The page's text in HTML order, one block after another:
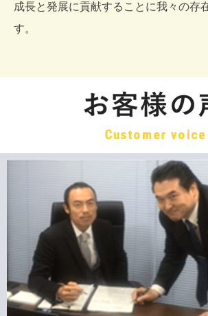
成長と発展に貢献することに我々の存
す。